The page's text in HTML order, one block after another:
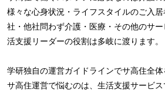
様々な心身状況・ライフスタイルのご入
社・他社問わず介護・医療・その他のサ
活支援リーダーの役割は多岐に渡ります。
学研独自の運営ガイドラインでサ高住全体
サ高住運営で悩むのは、生活支援サービ